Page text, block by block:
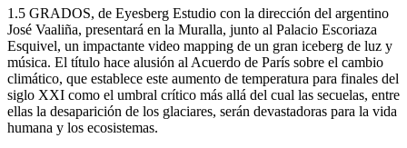
1.5 GRADOS, de Eyesberg Estudio con la dirección del argentino
José Vaaliña, presentará en la Muralla, junto al Palacio Escoriaza
Esquivel, un impactante video mapping de un gran iceberg de luz y
música. El título hace alusión al Acuerdo de París sobre el cambio
climático, que establece este aumento de temperatura para finales del
siglo XXI como el umbral crítico más allá del cual las secuelas, entre
ellas la desaparición de los glaciares, serán devastadoras para la vida
humana y los ecosistemas.